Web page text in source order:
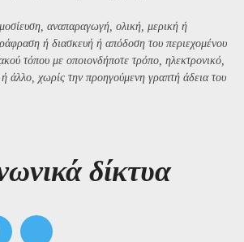
αναπαραγωγή, ολική, μερική ή
ή διασκευή ή απόδοση του περιεχομένου
τόπου με οποιονδήποτε τρόπο, ηλεκτρονικό,
άλλο, χωρίς την προηγούμενη γραπτή άδεια του
δίκτυα